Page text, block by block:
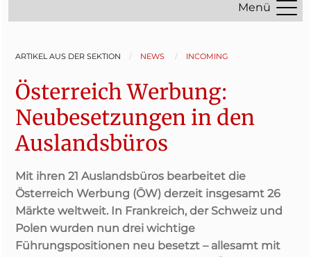
Menü
ARTIKEL AUS DER SEKTION NEWS INCOMING
Österreich Werbung:
Neubesetzungen in den
Auslandsbüros
Mit ihren 21 Auslandsbüros bearbeitet die
Österreich Werbung (ÖW) derzeit insgesamt 26
Märkte weltweit. In Frankreich, der Schweiz und
Polen wurden nun drei wichtige
Führungspositionen neu besetzt – allesamt mit